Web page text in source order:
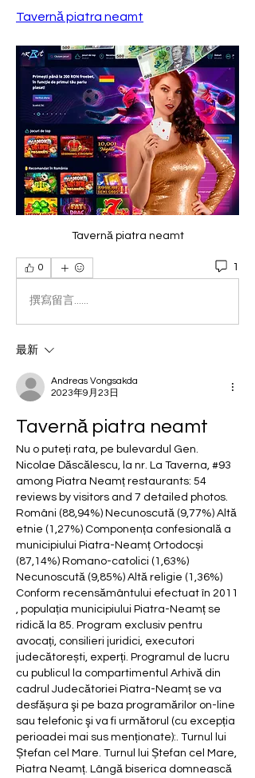
Tavernă piatra neamt
Tavernă piatra neamt
0 1
撰寫留言......
最新
Andreas Vongsakda
2023年9月23日
Tavernă piatra neamt
Nu o puteți rata, pe bulevardul Gen.
Nicolae Dăscălescu, la nr. La Taverna, #93
among Piatra Neamț restaurants: 54
reviews by visitors and 7 detailed photos.
Români (88,94%) Necunoscută (9,77%) Altă
etnie (1,27%) Componența confesională a
municipiului Piatra-Neamț Ortodocși
(87,14%) Romano-catolici (1,63%)
Necunoscută (9,85%) Altă religie (1,36%)
Conform recensământului efectuat în 2011
, populația municipiului Piatra-Neamț se
ridică la 85. Program exclusiv pentru
avocați, consilieri juridici, executori
judecătorești, experți. Programul de lucru
cu publicul la compartimentul Arhivă din
cadrul Judecătoriei Piatra-Neamț se va
desfășura şi pe baza programărilor on-line
sau telefonic şi va fi următorul (cu excepția
perioadei mai sus menționate):. Turnul lui
Ștefan cel Mare. Turnul lui Ștefan cel Mare,
Piatra Neamț. Lângă biserica domnească